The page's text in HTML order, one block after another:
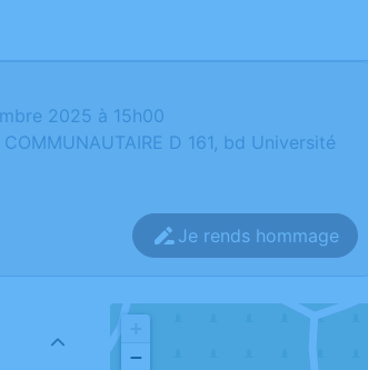
2025 à 15h00
COMMUNAUTAIRE D 161, bd Université
Je rends hommage
−